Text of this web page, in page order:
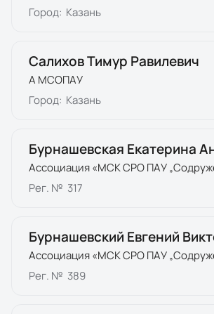
Город: Казань
Салихов Тимур Равилевич
А МСОПАУ
Город: Казань
Бурнашевская Екатерина
Ассоциация «МСК СРО ПАУ
Рег. № 317
Бурнашевский Евгений
Ассоциация «МСК СРО ПАУ
Рег. № 389